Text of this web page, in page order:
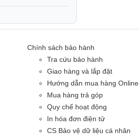
Chính sách bảo hành
Tra cứu bảo hành
Giao hàng và lắp đặt
Hướng dẫn mua hàng Online
Mua hàng trả góp
Quy chế hoạt động
In hóa đơn điện tử
CS Bảo vệ dữ liệu cá nhân